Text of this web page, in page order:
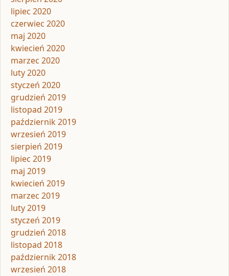
lipiec 2020
czerwiec 2020
maj 2020
kwiecień 2020
marzec 2020
luty 2020
styczeń 2020
grudzień 2019
listopad 2019
październik 2019
wrzesień 2019
sierpień 2019
lipiec 2019
maj 2019
kwiecień 2019
marzec 2019
luty 2019
styczeń 2019
grudzień 2018
listopad 2018
październik 2018
wrzesień 2018